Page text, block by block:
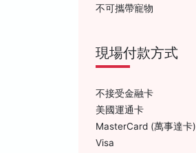
不可攜帶寵物
現場付款方式
不接受金融卡
美國運通卡
MasterCard (萬事達卡)
Visa